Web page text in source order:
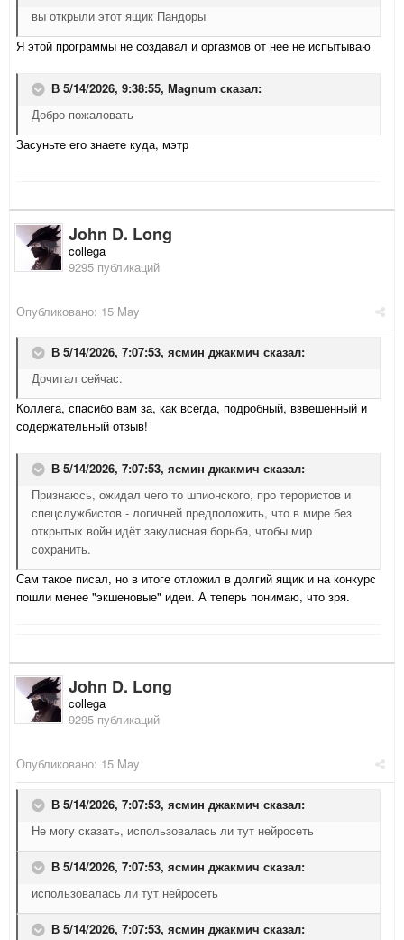
вы открыли этот ящик Пандоры
Я этой программы не создавал и оргазмов от нее не испытываю
В 5/14/2026, 9:38:55, Magnum сказал:
Добро пожаловать
Засуньте его знаете куда, мэтр
John D. Long
collega
9295 публикаций
Опубликовано: 15 May
В 5/14/2026, 7:07:53, ясмин джакмич сказал:
Дочитал сейчас.
Коллега, спасибо вам за, как всегда, подробный, взвешенный и
содержательный отзыв!
В 5/14/2026, 7:07:53, ясмин джакмич сказал:
Признаюсь, ожидал чего то шпионского, про терористов и
спецслужбистов - логичней предположить, что в мире без
открытых войн идёт закулисная борьба, чтобы мир
сохранить.
Сам такое писал, но в итоге отложил в долгий ящик и на конкурс
пошли менее "экшеновые" идеи. А теперь понимаю, что зря.
John D. Long
collega
9295 публикаций
Опубликовано: 15 May
В 5/14/2026, 7:07:53, ясмин джакмич сказал:
Не могу сказать, использовалась ли тут нейросеть
В 5/14/2026, 7:07:53, ясмин джакмич сказал:
использовалась ли тут нейросеть
В 5/14/2026, 7:07:53, ясмин джакмич сказал: